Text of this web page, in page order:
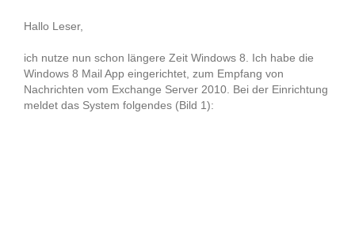
Hallo Leser,
ich nutze nun schon längere Zeit Windows 8. Ich habe die
Windows 8 Mail App eingerichtet, zum Empfang von
Nachrichten vom Exchange Server 2010. Bei der Einrichtung
meldet das System folgendes (Bild 1):